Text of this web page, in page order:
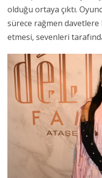
olduğu ortaya çıktı.
sürece rağmen davetlere
etmesi, sevenleri